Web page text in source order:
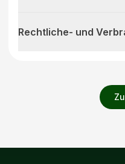
Rechtliche- und